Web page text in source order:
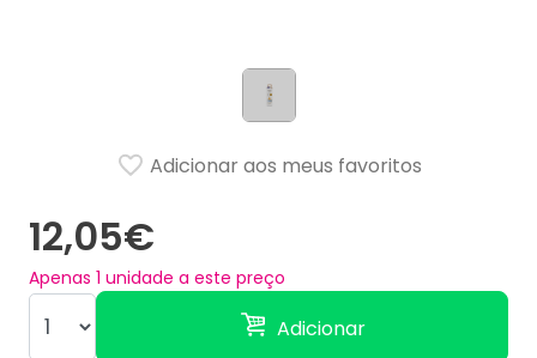
12,05€
Apenas 1 unidade a este preço
Adicionar
Adicionar aos meus favoritos